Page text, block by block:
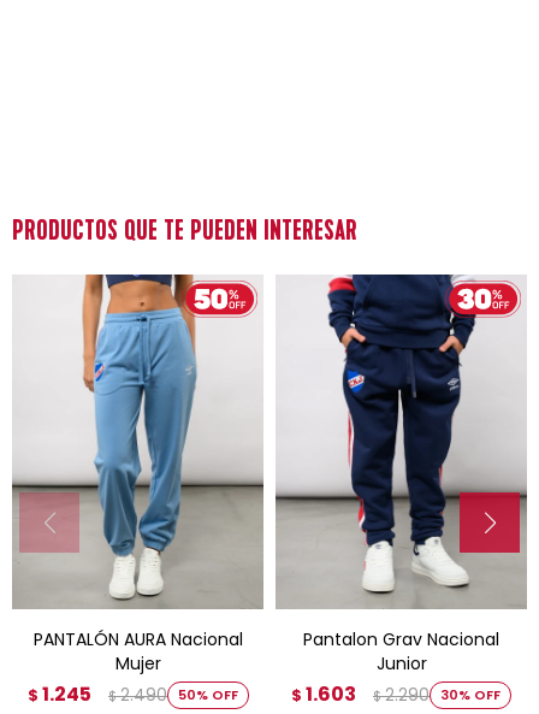
PRODUCTOS QUE TE PUEDEN INTERESAR
PANTALÓN AURA Nacional
Mujer
$ 1.245 $ 2.490 50
Pantalon Grav Nacional
Junior
$ 1.603 $ 2.290 30